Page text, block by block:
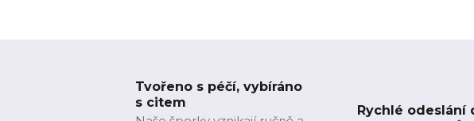
Tvořeno s péčí, vybíráno
s citem
Rychlé odeslání